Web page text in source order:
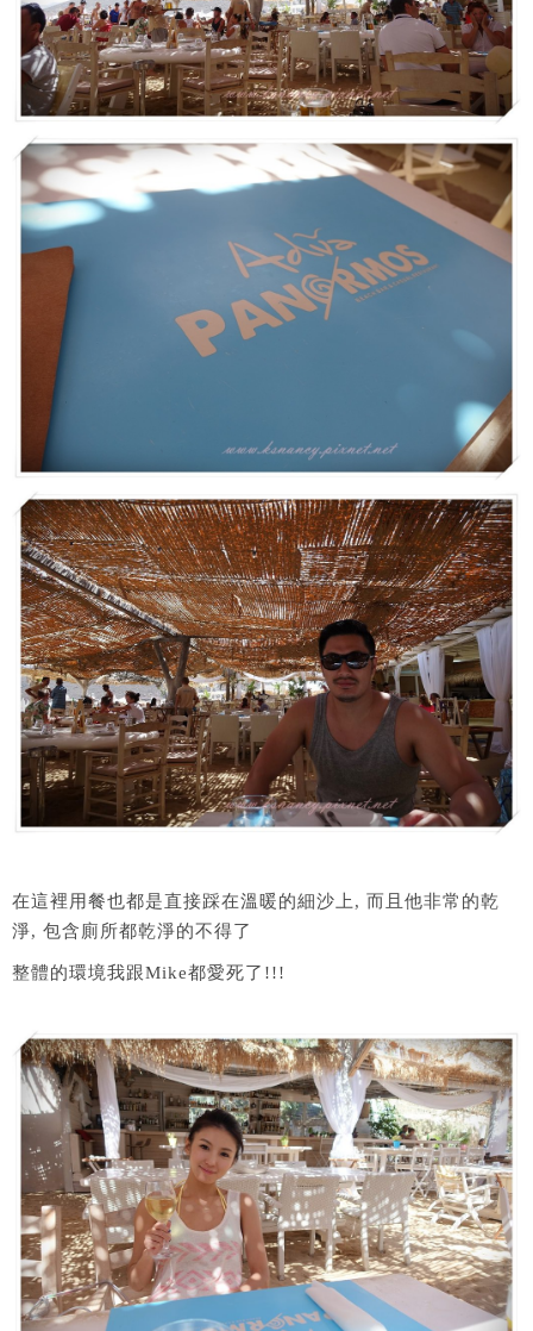
在這裡用餐也都是直接踩在溫暖的細沙上, 而且他非常的乾
淨, 包含廁所都乾淨的不得了
整體的環境我跟Mike都愛死了!!!